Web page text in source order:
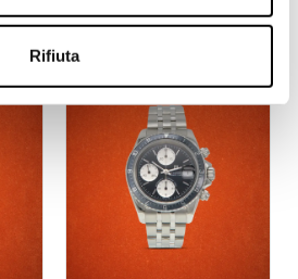
Rifiuta